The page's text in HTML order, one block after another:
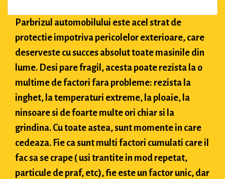
Parbrizul automobilului este acel strat de
protectie impotriva pericolelor exterioare, care
deserveste cu succes absolut toate masinile din
lume. Desi pare fragil, acesta poate rezista la o
multime de factori fara probleme: rezista la
inghet, la temperaturi extreme, la ploaie, la
ninsoare si de foarte multe ori chiar si la
grindina. Cu toate astea, sunt momente in care
cedeaza. Fie ca sunt multi factori cumulati care il
fac sa se crape ( usi trantite in mod repetat,
particule de praf, etc), fie este un factor unic, dar